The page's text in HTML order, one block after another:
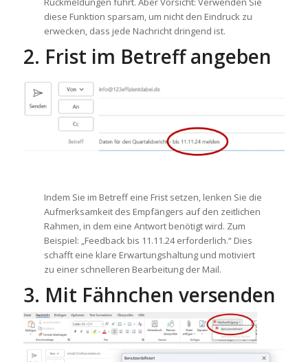
diese Funktion sparsam, um nicht den Eindruck zu
erwecken, dass jede Nachricht dringend ist.
2. Frist im Betreff angeben
Indem Sie im Betreff eine Frist setzen, lenken Sie die
Aufmerksamkeit des Empfängers auf den zeitlichen
Rahmen, in dem eine Antwort benötigt wird. Zum
Beispiel: „Feedback bis 11.11.24 erforderlich.“ Dies
schafft eine klare Erwartungshaltung und motiviert
zu einer schnelleren Bearbeitung der Mail.
3. Mit Fähnchen versenden